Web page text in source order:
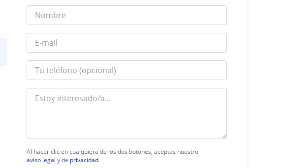
Al hacer clic en cualquiera de los dos botones, aceptas nuestro
aviso legal y de privacidad